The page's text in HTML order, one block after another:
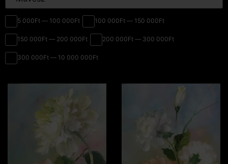
5 000Ft — 100 000Ft 100 000Ft — 150 000Ft
150 000Ft — 200 000Ft 200 000Ft — 300 000Ft
300 000Ft — 10 000 000Ft